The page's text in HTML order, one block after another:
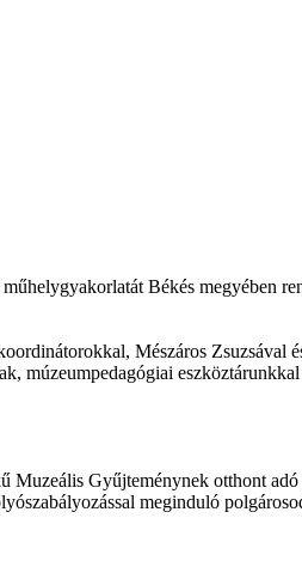
Békés megyében
Mészáros Zsuzsával
múzeumpedagógiai
Gyűjteménynek otthont
meginduló